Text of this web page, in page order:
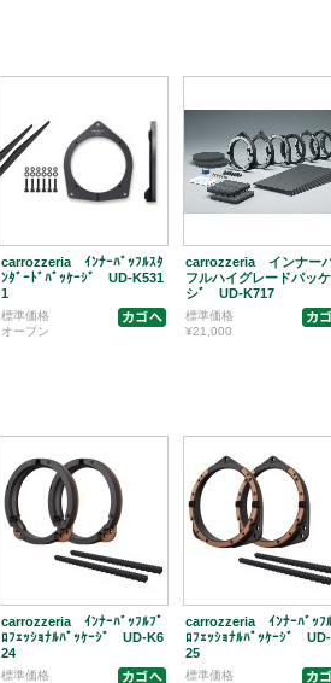
carrozzeria ｲﾝﾅｰﾊﾞｯﾌﾙｽﾀ
ﾝﾀﾞｰﾄﾞﾊﾟｯｹｰｼﾞ UD-K531
1
標準価格
オープン
carrozzeria インナー
フルハイグレードパッ
シﾞ UD-K717
標準価格
¥21,000
carrozzeria ｲﾝﾅｰﾊﾞｯﾌﾙﾌﾟ
ﾛﾌｪｯｼｮﾅﾙﾊﾟｯｹｰｼﾞ UD-K6
24
標準価格
carrozzeria ｲﾝﾅｰﾊﾞｯﾌ
ﾛﾌｪｯｼｮﾅﾙﾊﾟｯｹｰｼﾞ
25
標準価格